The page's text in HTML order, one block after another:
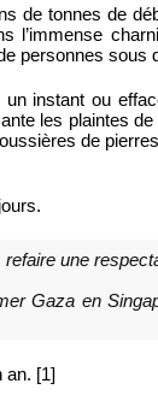
de tonnes de
l’immense
personnes sous
instant ou
les plaintes
de
une
Gaza en
an. [1]